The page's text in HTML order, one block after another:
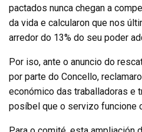
pactados nunca chegan a
da vida e calcularon que nos
arredor do 13% do seu poder
Por iso, ante o anuncio do
por parte do Concello,
económico das traballadoras e
posíbel que o servizo funcione